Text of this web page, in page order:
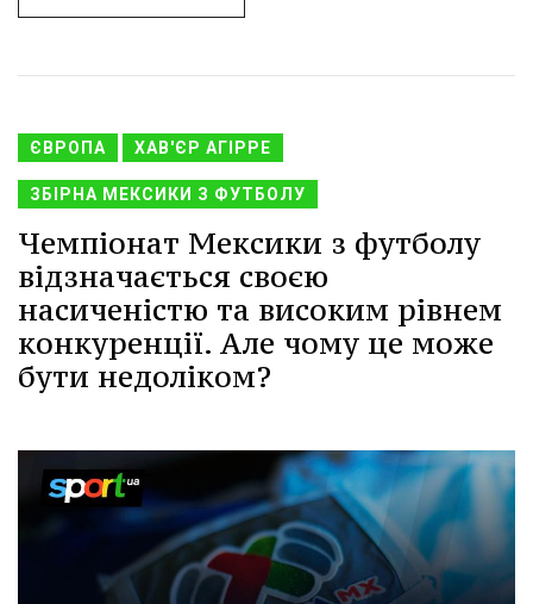
ЄВРОПА ХАВ'ЄР АГІРРЕ
ЗБІРНА МЕКСИКИ З ФУТБОЛУ
Чемпіонат Мексики з футболу
відзначається своєю
насиченістю та високим рівнем
конкуренції. Але чому це може
бути недоліком?